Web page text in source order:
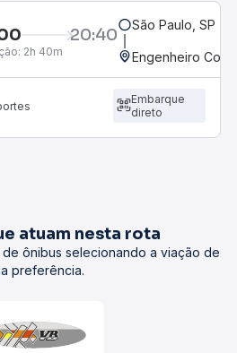
20:40
2h 40m
São Paulo, SP -
Engenheiro
Embarque
direto
atuam nesta rota
ônibus selecionando a viação de
preferência.